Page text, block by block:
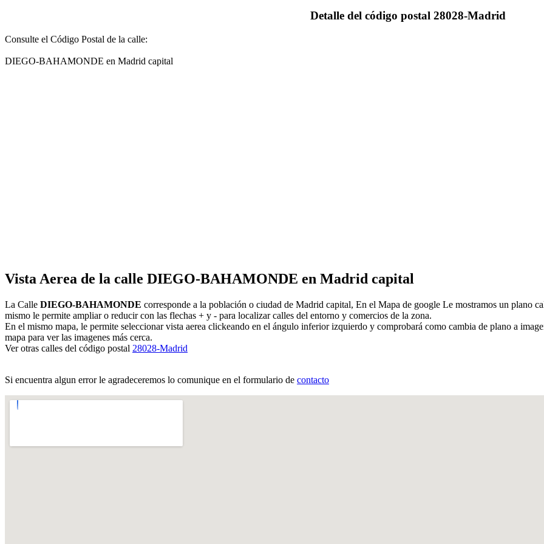
Detalle del código postal 28028-Madrid
Consulte el Código Postal de la calle:
DIEGO-BAHAMONDE en Madrid capital
Vista Aerea de la calle DIEGO-BAHAMONDE en Madrid capital
La Calle DIEGO-BAHAMONDE corresponde a la población o ciudad de Madrid capital, En el Mapa de google Le mostramos un
mismo le permite ampliar o reducir con las flechas + y - para localizar calles del entorno y comercios de la zona.
En el mismo mapa, le permite seleccionar vista aerea clickeando en el ángulo inferior izquierdo y comprobará como cambia de plano a
mapa para ver las imagenes más cerca.
Ver otras calles del código postal 28028-Madrid
Si encuentra algun error le agradeceremos lo comunique en el formulario de contacto